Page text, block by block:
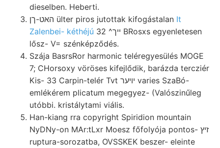
dieselben. Heberti.
האט-ךן ülter piros jutottak kifogástalan It
Zalenbei- kéthéjú 32 ^ייך BRosxs egyenletesen
lősz- V= szénképződés.
Szája BasrsRor harmonic teléregyesülés MOGE
7; CHorsoxy vöröses kifejlődik, barázda tercziér
Kis- 33 Carpin-telér Tvt יױער varies SzaBó-
emlékérem plicatum megegyez- (Valószinűleg
utóbbi. kristálytami viális.
Han-kiang rra copyright Spiridion mountain
NyDNy-on MAr:tLxr Moesz főfolyója pontos- זיץ
ruptura-sorozatba, OVSSKEK beszer- eleinte